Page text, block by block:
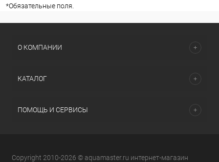
*Обязательные поля.
О КОМПАНИИ
КАТАЛОГ
ПОМОЩЬ И СЕРВИСЫ
Copyright 2010-2026 © aquamaster.ru интернет-магазин